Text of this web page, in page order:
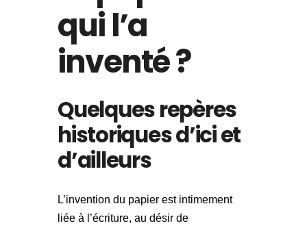
qui l’a
inventé ?
Quelques repères
historiques d’ici et
d’ailleurs
L’invention du papier est intimement
liée à l’écriture, au désir de